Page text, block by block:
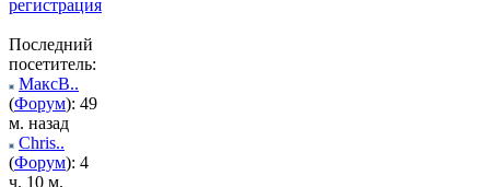
регистрация
Последний
посетитель:
МаксВ..
(Форум): 49
м. назад
Chris..
(Форум): 4
ч. 10 м.